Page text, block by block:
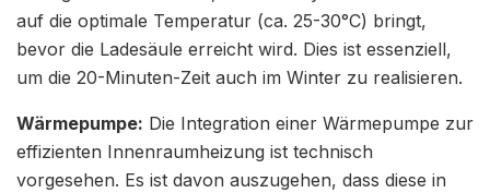
auf die optimale Temperatur (ca. 25-30°C) bringt,
bevor die Ladesäule erreicht wird. Dies ist essenziell,
um die 20-Minuten-Zeit auch im Winter zu realisieren.
Wärmepumpe: Die Integration einer Wärmepumpe zur
effizienten Innenraumheizung ist technisch
vorgesehen. Es ist davon auszugehen, dass diese in